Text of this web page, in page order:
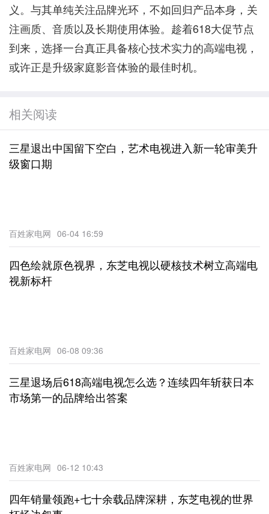
义。与其单纯关注品牌光环，不如回归产品本身，关
注画质、音质以及长期使用体验。趁着618大促节点
到来，选择一台真正具备核心技术实力的高端电视，
或许正是升级家庭影音体验的最佳时机。
相关阅读
三星退出中国留下空白，艺术电视进入新一轮审美升
级窗口期
百姓家电网 06-04 16:59
四色绘就原色视界，东芝电视以硬核技术树立高端电
视新标杆
百姓家电网 06-08 09:36
三星退场后618高端电视怎么选？连续四年斩获日本
市场第一的品牌给出答案
百姓家电网 06-12 10:43
四年销量领跑+七十余载品牌深耕，东芝电视的世界